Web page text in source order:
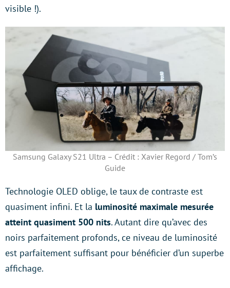
visible !).
Samsung Galaxy S21 Ultra – Crédit : Xavier Regord / Tom’s
Guide
Technologie OLED oblige, le taux de contraste est
quasiment infini. Et la luminosité maximale mesurée
atteint quasiment 500 nits. Autant dire qu’avec des
noirs parfaitement profonds, ce niveau de luminosité
est parfaitement suffisant pour bénéficier d’un superbe
affichage.